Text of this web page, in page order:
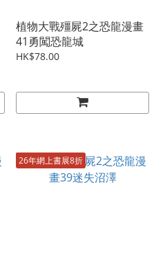
植物大戰殭屍2之恐龍漫畫
41勇闖恐龍城
HK$78.00
26年網上書展8折